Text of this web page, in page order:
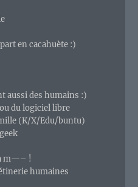
en cacahuète :)
aussi des humains :)
du logiciel libre
(K/X/Edu/buntu)
m—– !
humaines